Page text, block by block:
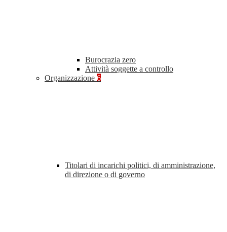
Burocrazia zero
Attività soggette a controllo
Organizzazione 6
Titolari di incarichi politici, di amministrazione,
di direzione o di governo